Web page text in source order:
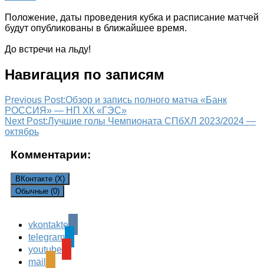
Положение, даты проведения кубка и расписание матчей
будут опубликованы в ближайшее время.
До встречи на льду!
Навигация по записям
Previous Post:Обзор и запись полного матча «Банк
РОССИЯ» — НП ХК «ГЭС»
Next Post:Лучшие голы Чемпионата СПбХЛ 2023/2024 —
октябрь
Комментарии:
ВКонтакте (X)
Обычные (0)
Leave a Reply
Ваш адрес email не будет опубликован.
поля помечены
vkontakte
telegram
youtube
mail